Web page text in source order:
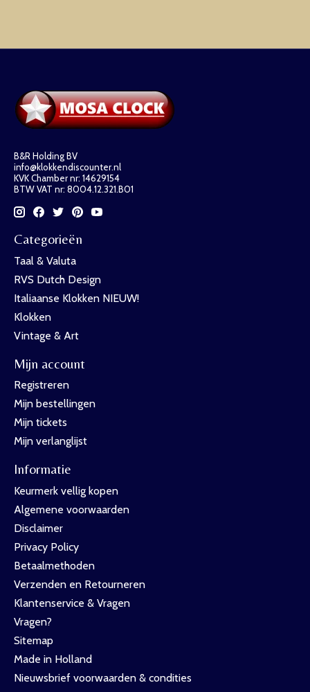
B&R Holding BV
info@klokkendiscounter.nl
KVK Chamber nr: 14629154
BTW VAT nr: 8004.12.321.B01
Categorieën
Taal & Valuta
RVS Dutch Design
Italiaanse Klokken NIEUW!
Klokken
Vintage & Art
Mijn account
Registreren
Mijn bestellingen
Mijn tickets
Mijn verlanglijst
Informatie
Keurmerk vellig kopen
Algemene voorwaarden
Disclaimer
Privacy Policy
Betaalmethoden
Verzenden en Retourneren
Klantenservice & Vragen
Vragen?
Sitemap
Made in Holland
Nieuwsbrief voorwaarden & condities